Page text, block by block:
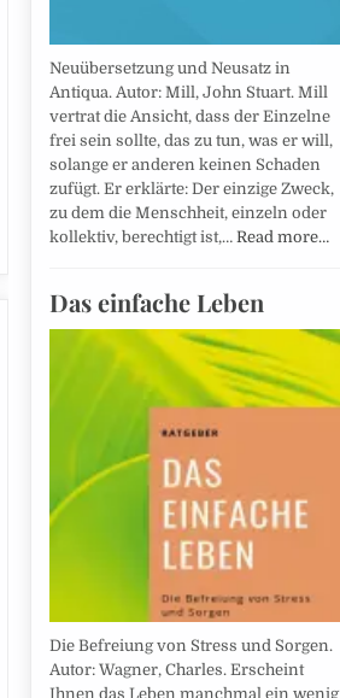
Neuübersetzung und Neusatz in
Antiqua. Autor: Mill, John Stuart. Mill
vertrat die Ansicht, dass der Einzelne
frei sein sollte, das zu tun, was er will,
solange er anderen keinen Schaden
zufügt. Er erklärte: Der einzige Zweck,
zu dem die Menschheit, einzeln oder
kollektiv, berechtigt ist,… Read more…
Das einfache Leben
Die Befreiung von Stress und Sorgen.
Autor: Wagner, Charles. Erscheint
Ihnen das Leben manchmal ein wenig